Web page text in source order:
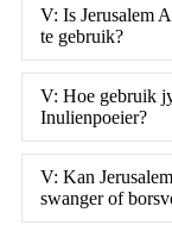
V: Is Jerusalem
te gebruik?
V: Hoe gebruik
Inulienpoeier?
V: Kan
swanger of